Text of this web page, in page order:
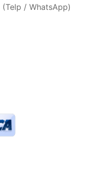
(Telp / WhatsApp)